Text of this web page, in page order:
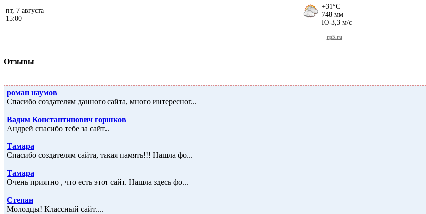
Отзывы
роман наумов
Спасибо создателям данного сайта, много интересног...
Вадим Константинович горшков
Андрей спасибо тебе за сайт...
Тамара
Спасибо создателям сайта, такая память!!! Нашла фо...
Тамара
Очень приятно , что есть этот сайт. Нашла здесь фо...
Степан
Молодцы! Классный сайт....